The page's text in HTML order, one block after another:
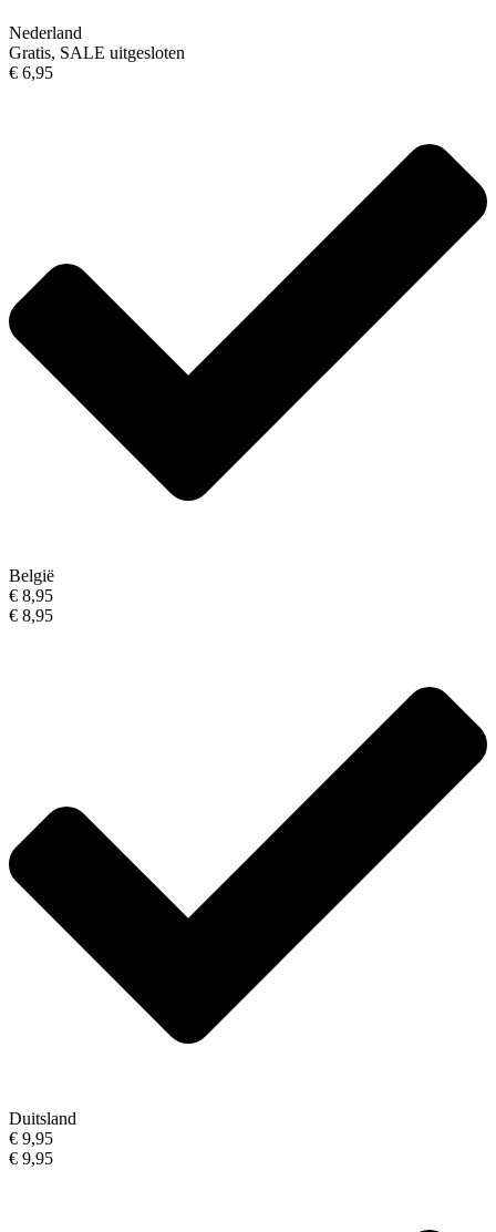
Nederland
Gratis, SALE uitgesloten
€ 6,95
België
€ 8,95
€ 8,95
Duitsland
€ 9,95
€ 9,95